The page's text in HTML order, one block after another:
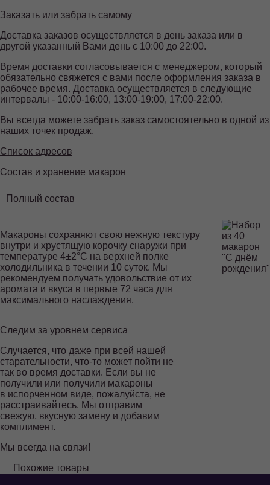
Заказать или забрать самому
Доставка заказов осуществляется в день заказа или в
другой указанный Вами день с 10:00 до 22:00.
Время доставки согласовывается с менеджером, который
обязательно свяжется с вами после оформления заказа в
рабочее время. Доставка осуществляется в следующие
интервалы - 10:00-16:00, 13:00-19:00, 17:00-22:00.
Вы всегда можете забрать заказ самостоятельно в одной из
наших точек продаж.
Список адресов
Состав и хранение макарон
Полный состав
Макароны сохраняют свою нежную текстуру
внутри и хрустящую корочку снаружи при
температуре 4±2°С на верхней полке
холодильника в течении 10 суток. Мы
рекомендуем получать удовольствие от их
аромата и вкуса в первые 72 часа для
максимального наслаждения.
Следим за уровнем сервиса
Случается, что даже при всей нашей
старательности, что-то может пойти не
так во время доставки. Если вы не
получили или получили макароны
в испорченном виде, пожалуйста, не
расстраивайтесь. Мы отправим
свежую, вкусную замену и добавим
комплимент.
Мы всегда на связи!
Похожие товары